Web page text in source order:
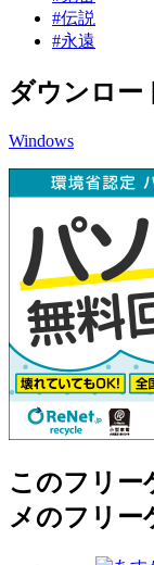
#伝説
#永遠
ダウンロー
Windows
このフリー
メのフリー